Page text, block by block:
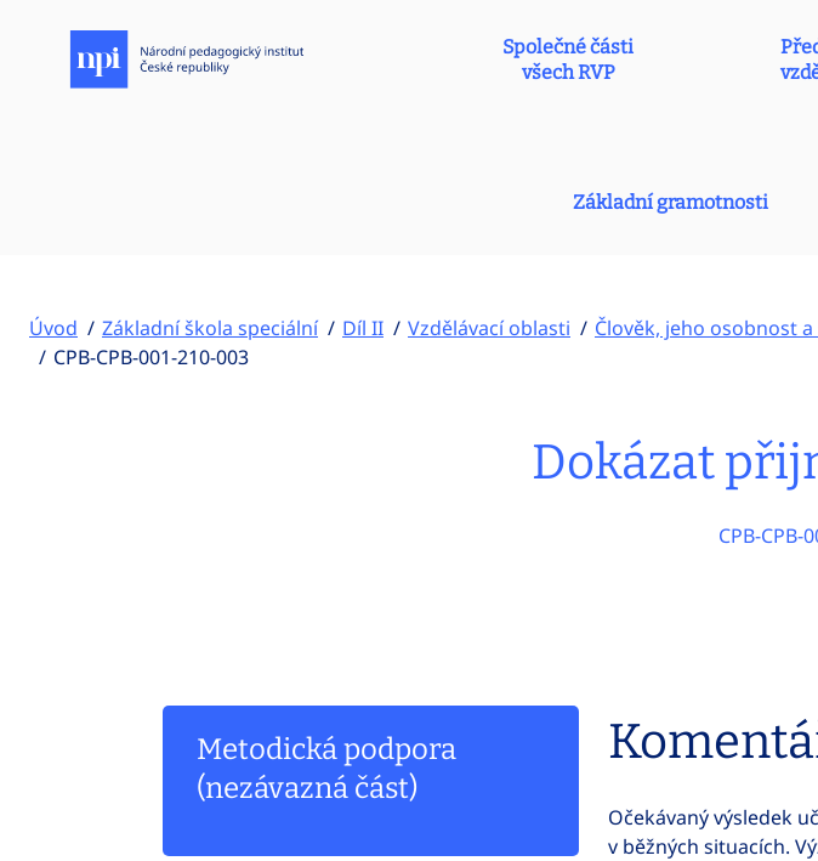
Společné části
všech RVP
Základní gramotnosti
Úvod Základní škola speciální Díl II Vzdělávací oblasti Člověk, jeho osobnost
CPB-CPB-001-210-003
Dokázat
CPB-CPB-
Metodická podpora
(nezávazná část)
Očekávaný výsledek
v běžných situacích.